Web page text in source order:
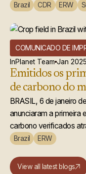
Brazil CDR ERW
COMUNICADO DE
InPlanet Team Jan 2025
Emitidos os
de carbono do
rochas
BRASIL, 6 de janeiro
anunciaram a primeira
carbono verificados
Brazil ERW
View all latest blogs